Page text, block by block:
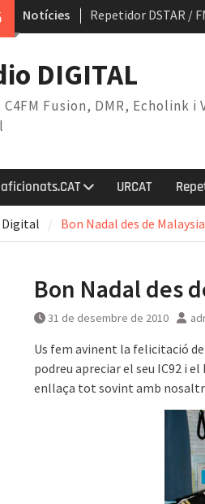
Notícies
Repetidor DSTAR /
MMDVM-IQ
DIGITAL
C4FM Fusion, DMR, Echolink i
URCAT
Digital Bon Nadal des de Malaysia
Bon Nadal des
31 de desembre de 2010
Us fem avinent la felicitació de
podreu apreciar el seu IC92 i
enllaça tot sovint amb